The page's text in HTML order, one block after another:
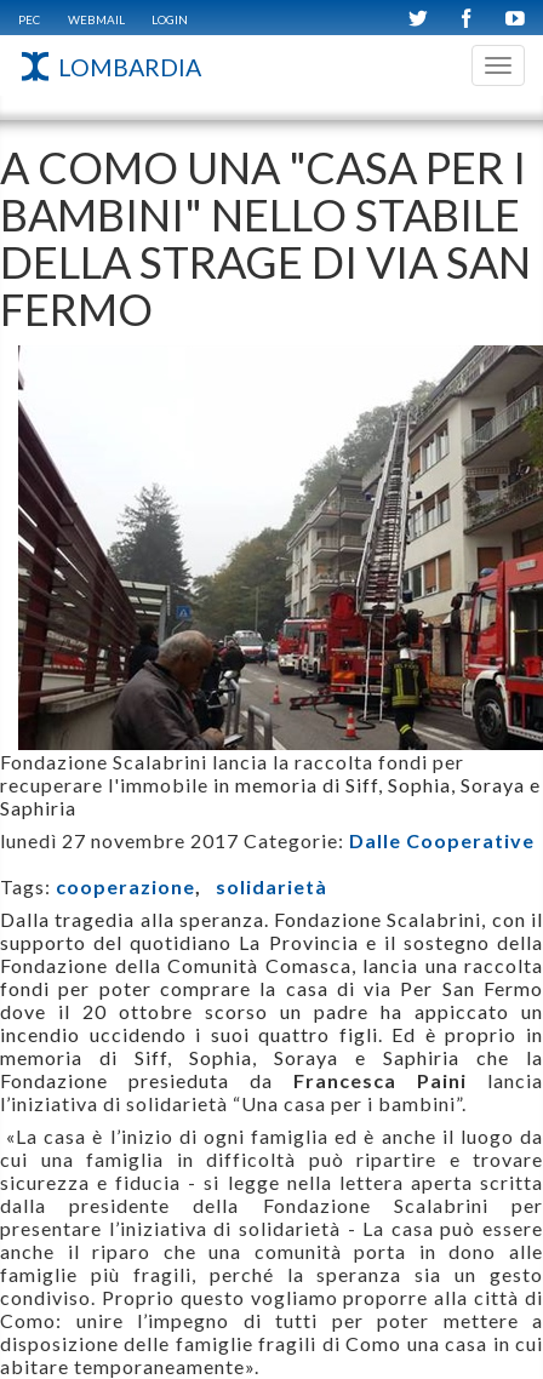
PEC WEBMAIL LOGIN
LOMBARDIA
A COMO UNA "CASA PER I
BAMBINI" NELLO STABILE
DELLA STRAGE DI VIA SAN
FERMO
Fondazione Scalabrini lancia la raccolta fondi per
recuperare l'immobile in memoria di Siff, Sophia, Soraya e
Saphiria
lunedì 27 novembre 2017 Categorie: Dalle Cooperative
Tags: cooperazione, solidarietà
Dalla tragedia alla speranza. Fondazione Scalabrini, con il
supporto del quotidiano La Provincia e il sostegno della
Fondazione della Comunità Comasca, lancia una raccolta
fondi per poter comprare la casa di via Per San Fermo
dove il 20 ottobre scorso un padre ha appiccato un
incendio uccidendo i suoi quattro figli. Ed è proprio in
memoria di Siff, Sophia, Soraya e Saphiria che la
Fondazione presieduta da Francesca Paini lancia
l’iniziativa di solidarietà “Una casa per i bambini”.
«La casa è l’inizio di ogni famiglia ed è anche il luogo da
cui una famiglia in difficoltà può ripartire e trovare
sicurezza e fiducia - si legge nella lettera aperta scritta
dalla presidente della Fondazione Scalabrini per
presentare l’iniziativa di solidarietà - La casa può essere
anche il riparo che una comunità porta in dono alle
famiglie più fragili, perché la speranza sia un gesto
condiviso. Proprio questo vogliamo proporre alla città di
Como: unire l’impegno di tutti per poter mettere a
disposizione delle famiglie fragili di Como una casa in cui
abitare temporaneamente».